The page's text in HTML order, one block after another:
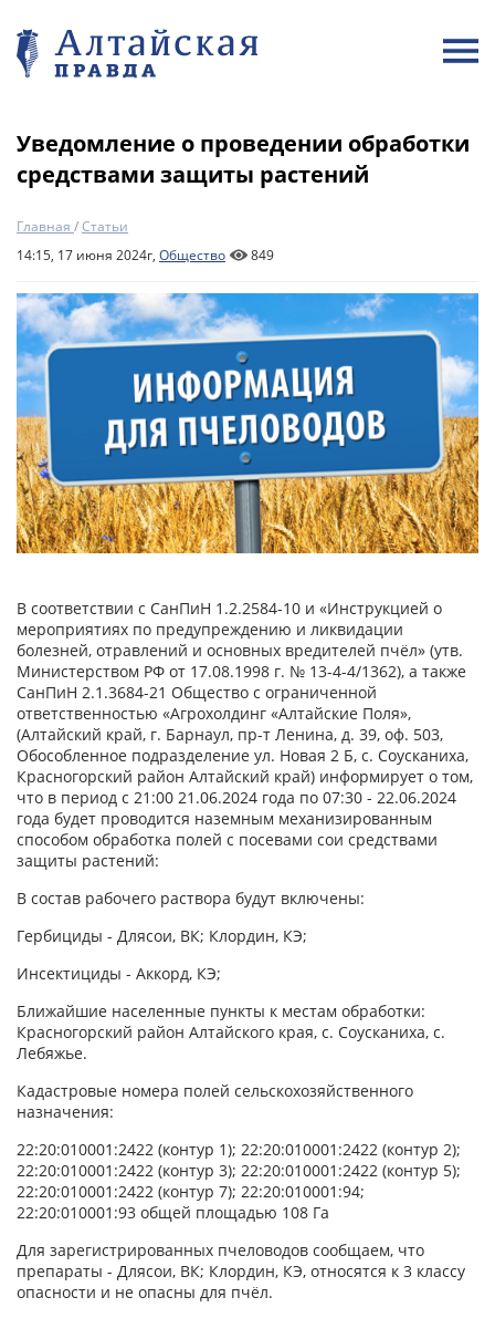
Уведомление о проведении обработки
средствами защиты растений
Главная /Статьи
14:15, 17 июня 2024г, Общество 849
В соответствии с СанПиН 1.2.2584-10 и «Инструкцией о
мероприятиях по предупреждению и ликвидации
болезней, отравлений и основных вредителей пчёл» (утв.
Министерством РФ от 17.08.1998 г. № 13-4-4/1362), а также
СанПиН 2.1.3684-21 Общество с ограниченной
ответственностью «Агрохолдинг «Алтайские Поля»,
(Алтайский край, г. Барнаул, пр-т Ленина, д. 39, оф. 503,
Обособленное подразделение ул. Новая 2 Б, с. Соусканиха,
Красногорский район Алтайский край) информирует о том,
что в период с 21:00 21.06.2024 года по 07:30 - 22.06.2024
года будет проводится наземным механизированным
способом обработка полей с посевами сои средствами
защиты растений:
В состав рабочего раствора будут включены:
Гербициды - Длясои, ВК; Клордин, КЭ;
Инсектициды - Аккорд, КЭ;
Ближайшие населенные пункты к местам обработки:
Красногорский район Алтайского края, с. Соусканиха, с.
Лебяжье.
Кадастровые номера полей сельскохозяйственного
назначения:
22:20:010001:2422 (контур 1); 22:20:010001:2422 (контур 2);
22:20:010001:2422 (контур 3); 22:20:010001:2422 (контур 5);
22:20:010001:2422 (контур 7); 22:20:010001:94;
22:20:010001:93 общей площадью 108 Га
Для зарегистрированных пчеловодов сообщаем, что
препараты - Длясои, ВК; Клордин, КЭ, относятся к 3 классу
опасности и не опасны для пчёл.